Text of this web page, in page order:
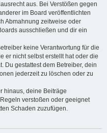
aus. Bei Verstößen gegen
im Board veröffentlichten
Abmahnung zeitweise oder
ausschließen und dir ein
keine Verantwortung für die
er nicht selbst erstellt hat oder die
Du gestattest dem Betreiber, dein
jederzeit zu löschen oder zu
hinaus, deine Beiträge
verstoßen oder geeignet
Schaden zuzufügen.